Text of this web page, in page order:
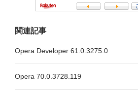
関連記事
Opera Developer 61.0.3275.0
Opera 70.0.3728.119